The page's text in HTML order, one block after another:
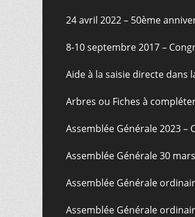
24 avril 2022 – 50ème
8-10 septembre 2017 –
Aide à la saisie directe dans
Arbres ou Fiches à
Assemblée Générale 2023 –
Assemblée Générale 30
Assemblée Générale
Assemblée Générale